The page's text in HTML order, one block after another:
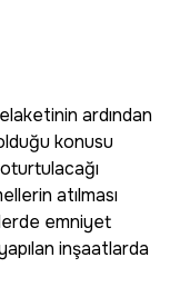
ardından
konusu
oturtulacağı
atılması
emniyet
inşaatlarda